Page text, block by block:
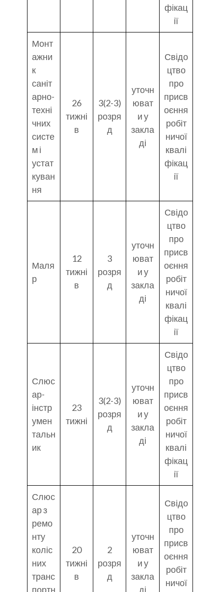
фікац
ії
Монт
ажни
к
саніт
арно-
техні
чних
систе
м і
устат
куван
ня
26
тижні
в
3(2-3)
розря
д
уточн
юват
и у
закла
ді
Свідо
цтво
про
присв
оєння
робіт
ничої
квалі
фікац
ії
Маля
р
12
тижні
в
3
розря
д
уточн
юват
и у
закла
ді
Свідо
цтво
про
присв
оєння
робіт
ничої
квалі
фікац
ії
Слюс
ар-
інстр
умен
тальн
ик
23
тижні
3(2-3)
розря
д
уточн
юват
и у
закла
ді
Свідо
цтво
про
присв
оєння
робіт
ничої
квалі
фікац
ії
Слюс
ар з
ремо
нту
коліс
них
транс
портн
20
тижні
в
2
розря
д
уточн
юват
и у
закла
ді
Свідо
цтво
про
присв
оєння
робіт
ничої